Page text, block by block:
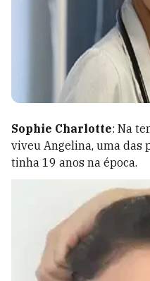
Sophie Charlotte: Na
viveu Angelina, uma das
tinha 19 anos na época.